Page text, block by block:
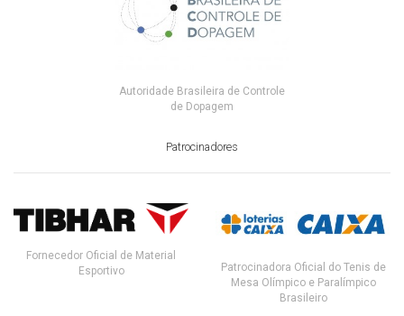
Autoridade Brasileira de Controle
de Dopagem
Patrocinadores
Fornecedor Oficial de Material
Esportivo
Patrocinadora Oficial do Tenis de
Mesa Olímpico e Paralímpico
Brasileiro